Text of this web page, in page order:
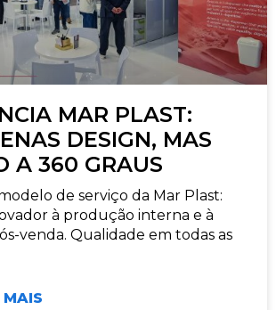
MAR PLAST:
DESIGN, MAS
A 360 GRAUS
de serviço da Mar Plast:
à produção interna e à
venda. Qualidade em todas as
MAIS